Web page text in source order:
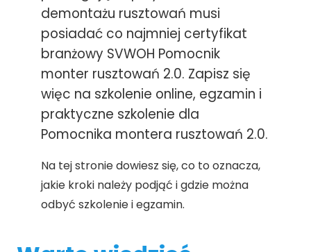
demontażu rusztowań musi
posiadać co najmniej certyfikat
branżowy SVWOH Pomocnik
monter rusztowań 2.0. Zapisz się
więc na szkolenie online, egzamin i
praktyczne szkolenie dla
Pomocnika montera rusztowań 2.0.
Na tej stronie dowiesz się, co to oznacza,
jakie kroki należy podjąć i gdzie można
odbyć szkolenie i egzamin.